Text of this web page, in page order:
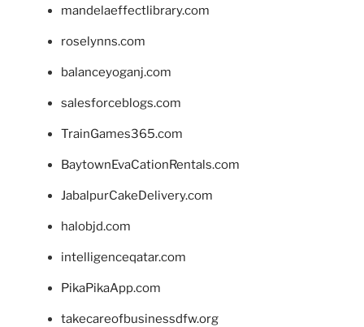
mandelaeffectlibrary.com
roselynns.com
balanceyoganj.com
salesforceblogs.com
TrainGames365.com
BaytownEvaCationRentals.com
JabalpurCakeDelivery.com
halobjd.com
intelligenceqatar.com
PikaPikaApp.com
takecareofbusinessdfw.org